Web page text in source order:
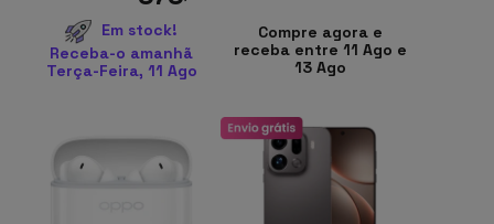
Em stock!
Receba-o amanhã
Terça-Feira, 11 Ago
Compre agora e
receba entre 11 Ago e
13 Ago